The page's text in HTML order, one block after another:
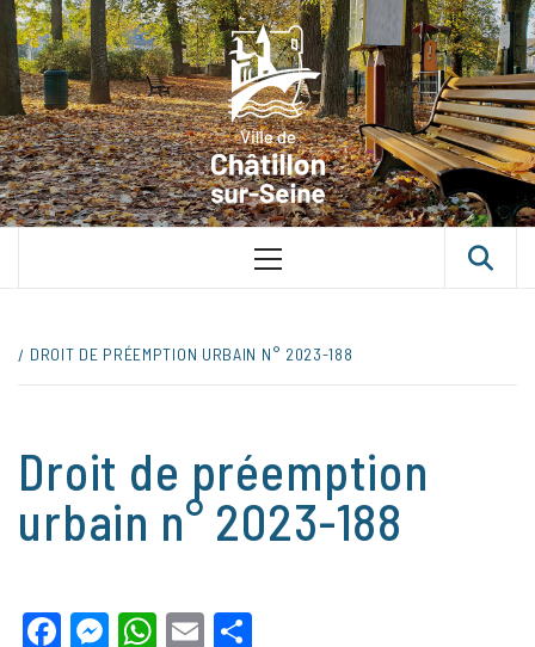
Skip
content
VILLE
SUR-SEINE
UNE VILLE DANS UN PARC
Primary
DROIT DE PRÉEMPTION URBAIN N° 2023-188
Droit de préemption
urbain n° 2023-188
Facebook
Messenger
WhatsApp
Email